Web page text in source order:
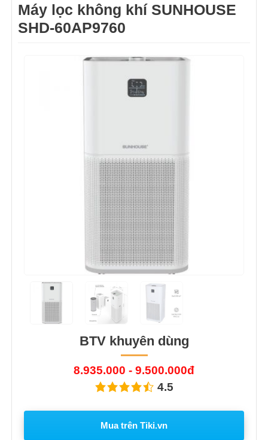
Máy lọc không khí SUNHOUSE
SHD-60AP9760
BTV khuyên dùng
8.935.000 - 9.500.000đ
4.5
Mua trên Tiki.vn